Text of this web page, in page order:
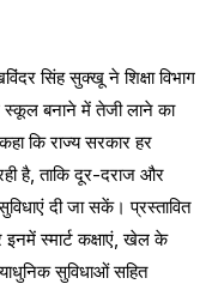
सिंह सुक्खू ने शिक्षा विभाग
स्कूल बनाने में तेजी लाने का
कि राज्य सरकार हर
है, ताकि दूर-दराज और
दी जा सकें। प्रस्तावित
इनमें स्मार्ट कक्षाएं, खेल के
सुविधाओं सहित